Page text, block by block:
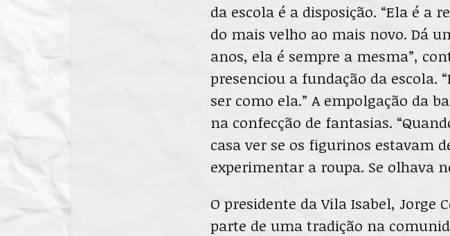
da escola é a disposição. “Ela é a
do mais velho ao mais novo. Dá
anos, ela é sempre a mesma”,
presenciou a fundação da escola.
ser como ela.” A empolgação da
na confecção de fantasias.
casa ver se os figurinos estavam
experimentar a roupa. Se olhava
O presidente da Vila Isabel, Jorge
parte de uma tradição na